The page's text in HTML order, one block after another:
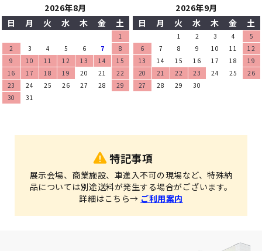
2026年8月
日
月 火 水 木 金 土
1
2
3 4 5 6 7
8
9
10 11 12 13 14
15
16
17 18 19 20 21
22
23
24 25 26 27 28
29
30
31
2026年9月
日
月 火 水 木 金 土
1 2 3 4
5
6
7 8 9 10 11
12
13
14 15 16 17 18
19
20
21 22 23 24 25
26
27
28 29 30
特記事項
展示会場、商業施設、車進入不可の現場など、特殊納
品については別途送料が発生する場合がございます。
詳細はこちら→ ご利用案内